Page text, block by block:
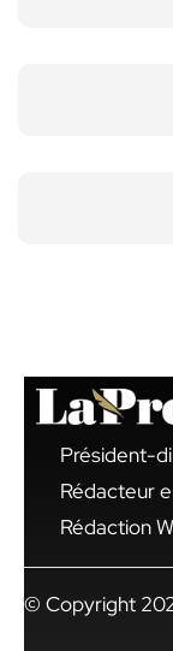
Président-
Rédacteur
Rédaction
© Copyright